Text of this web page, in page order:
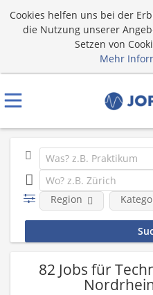
Cookies helfen uns bei der
die Nutzung unserer
Setzen von
Mehr
Region
82 Jobs für